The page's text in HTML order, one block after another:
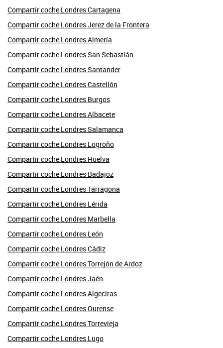
Compartir coche Londres Cartagena
Compartir coche Londres Jerez de la Frontera
Compartir coche Londres Almería
Compartir coche Londres San Sebastián
Compartir coche Londres Santander
Compartir coche Londres Castellón
Compartir coche Londres Burgos
Compartir coche Londres Albacete
Compartir coche Londres Salamanca
Compartir coche Londres Logroño
Compartir coche Londres Huelva
Compartir coche Londres Badajoz
Compartir coche Londres Tarragona
Compartir coche Londres Lérida
Compartir coche Londres Marbella
Compartir coche Londres León
Compartir coche Londres Cádiz
Compartir coche Londres Torrejón de Ardoz
Compartir coche Londres Jaén
Compartir coche Londres Algeciras
Compartir coche Londres Ourense
Compartir coche Londres Torrevieja
Compartir coche Londres Lugo